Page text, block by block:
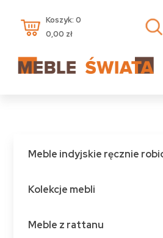
Koszyk: 0
0,00 zł
Meble indyjskie ręcznie
Kolekcje mebli
Meble z rattanu